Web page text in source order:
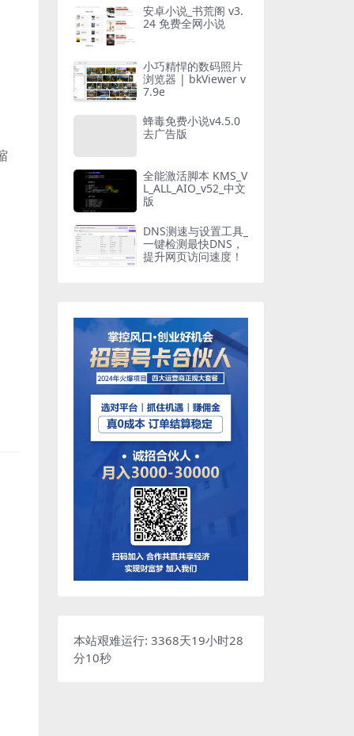
安卓小说_书荒阁 v3.
24 免费全网小说
小巧精悍的数码照片
浏览器 | bkViewer v
7.9e
蜂毒免费小说v4.5.0
去广告版
全能激活脚本 KMS_V
L_ALL_AIO_v52_中文
版
DNS测速与设置工具_
一键检测最快DNS，
提升网页访问速度！
本站艰难运行: 3368天19小时28
分11秒